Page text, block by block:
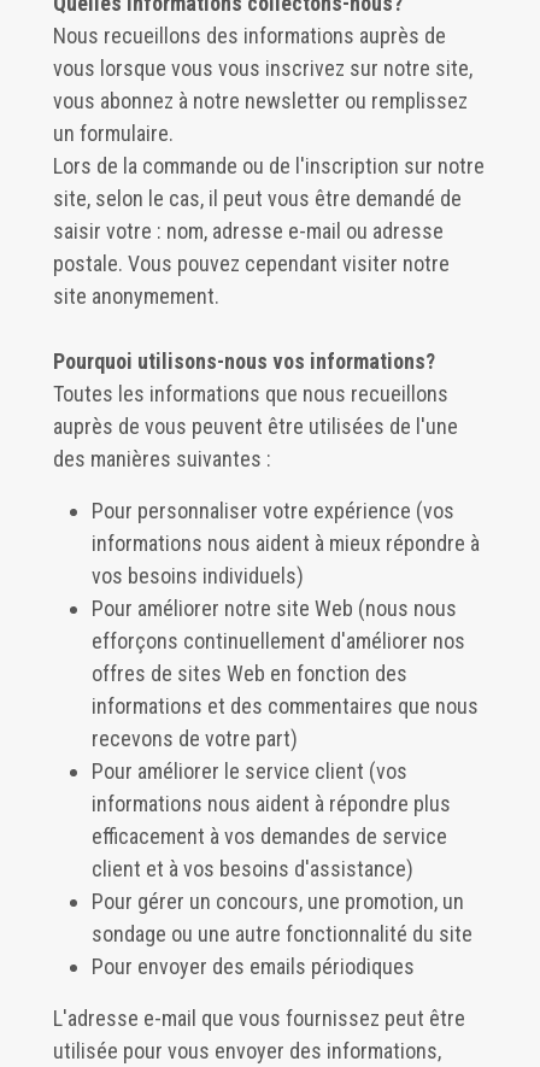
Nous recueillons des informations auprès de
vous lorsque vous vous inscrivez sur notre site,
vous abonnez à notre newsletter ou remplissez
un formulaire.
Lors de la commande ou de l'inscription sur notre
site, selon le cas, il peut vous être demandé de
saisir votre : nom, adresse e-mail ou adresse
postale. Vous pouvez cependant visiter notre
site anonymement.
Pourquoi utilisons-nous vos informations?
Toutes les informations que nous recueillons
auprès de vous peuvent être utilisées de l'une
des manières suivantes :
Pour personnaliser votre expérience (vos
informations nous aident à mieux répondre à
vos besoins individuels)
Pour améliorer notre site Web (nous nous
efforçons continuellement d'améliorer nos
offres de sites Web en fonction des
informations et des commentaires que nous
recevons de votre part)
Pour améliorer le service client (vos
informations nous aident à répondre plus
efficacement à vos demandes de service
client et à vos besoins d'assistance)
Pour gérer un concours, une promotion, un
sondage ou une autre fonctionnalité du site
Pour envoyer des emails périodiques
L'adresse e-mail que vous fournissez peut être
utilisée pour vous envoyer des informations,